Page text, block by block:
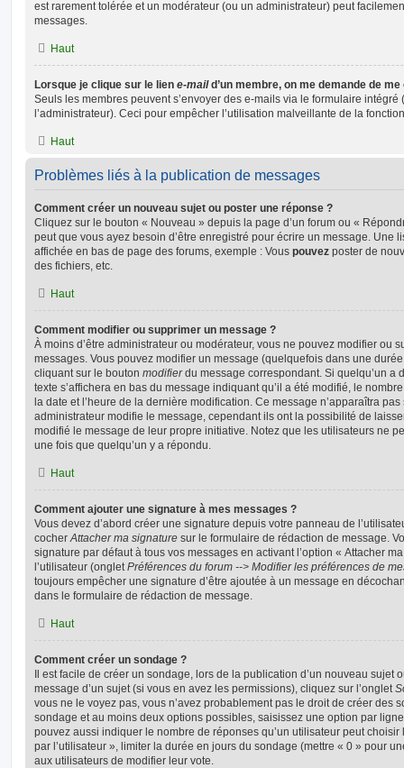
est rarement tolérée et un modérateur (ou un administrateur) peut
messages.
Haut
Lorsque je clique sur le lien e-maild’un membre, on me demande de
Seuls les membres peuvent s’envoyer des e-mails via le formulaire
l’administrateur). Ceci pour empêcher l’utilisation malveillante de la
Haut
Problèmes liés à la publication de messages
Comment créer un nouveau sujet ou poster une réponse ?
Cliquez sur le bouton « Nouveau » depuis la page d’un forum ou «
peut que vous ayez besoin d’être enregistré pour écrire un message. Une
affichée en bas de page des forums, exemple : Vous pouvez poster de
des fichiers, etc.
Haut
Comment modifier ou supprimer un message ?
À moins d’être administrateur ou modérateur, vous ne pouvez modifier ou
messages. Vous pouvez modifier un message (quelquefois dans une
cliquant sur le bouton modifierdu message correspondant. Si quelqu’un a
texte s’affichera en bas du message indiquant qu’il a été modifié, le
la date et l’heure de la dernière modification. Ce message n’apparaîtra
administrateur modifie le message, cependant ils ont la possibilité de
modifié le message de leur propre initiative. Notez que les utilisateurs ne
une fois que quelqu’un y a répondu.
Haut
Comment ajouter une signature à mes messages ?
Vous devez d’abord créer une signature depuis votre panneau de
cocher Attacher ma signature sur le formulaire de rédaction de message.
signature par défaut à tous vos messages en activant l’option « Attacher
l’utilisateur (onglet Préférences du forum --> Modifier les préférences de
toujours empêcher une signature d’être ajoutée à un message en
dans le formulaire de rédaction de message.
Haut
Comment créer un sondage ?
Il est facile de créer un sondage, lors de la publication d’un nouveau sujet
message d’un sujet (si vous en avez les permissions), cliquez sur l’onglet
vous ne le voyez pas, vous n’avez probablement pas le droit de créer des
sondage et au moins deux options possibles, saisissez une option par
pouvez aussi indiquer le nombre de réponses qu’un utilisateur peut
par l’utilisateur », limiter la durée en jours du sondage (mettre « 0 » pour
aux utilisateurs de modifier leur vote.